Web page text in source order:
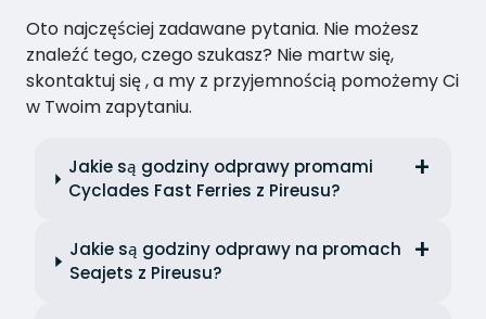
Oto najczęściej zadawane pytania. Nie możesz
znaleźć tego, czego szukasz? Nie martw się,
skontaktuj się , a my z przyjemnością pomożemy Ci
w Twoim zapytaniu.
Jakie są godziny odprawy promami
Cyclades Fast Ferries z Pireusu?
Jakie są godziny odprawy na promach
Seajets z Pireusu?